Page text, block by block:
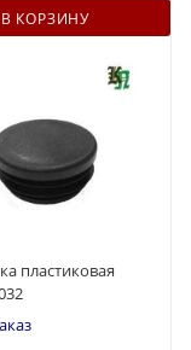
В КОРЗИНУ
пластиковая